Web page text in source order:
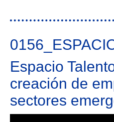
Espacio
creación de
sectores